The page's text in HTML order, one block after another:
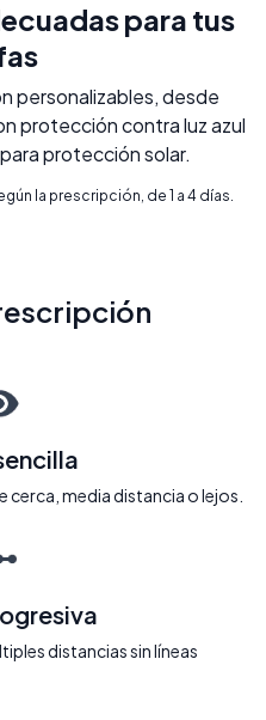
para tus
personalizables, desde
protección contra luz azul
protección solar.
la prescripción, de 1 a 4 días.
media distancia o lejos.
distancias sin líneas